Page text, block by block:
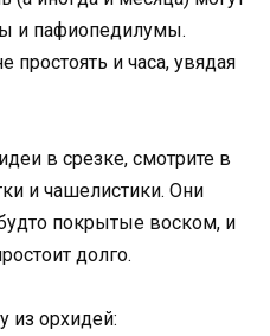
и пафиопедилумы.
простоять и часа, увядая
в срезке, смотрите в
и чашелистики. Они
покрытые воском, и
долго.
из орхидей: